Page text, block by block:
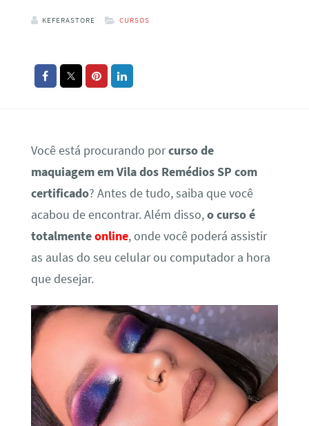
KEFERASTORE CURSOS
Você está procurando porcurso de
maquiagem em Vila dos Remédios SP com
certificado? Antes de tudo, saiba que você
acabou de encontrar. Além disso,o curso é
totalmenteonline, onde você poderá assistir
as aulas do seu celular ou computador a hora
que desejar.